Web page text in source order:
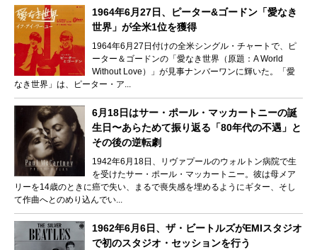
1964年6月27日、ピーター&ゴードン「愛なき
世界」が全米1位を獲得
1964年6月27日付けの全米シングル・チャートで、ピ
ーター＆ゴードンの「愛なき世界（原題：A World
Without Love）」が見事ナンバーワンに輝いた。「愛
なき世界」は、ピーター・ア...
6月18日はサー・ポール・マッカートニーの誕
生日〜あらためて振り返る「80年代の不遇」と
その後の逆転劇
1942年6月18日、リヴァプールのウォルトン病院で生
を受けたサー・ポール・マッカートニー。彼は母メア
リーを14歳のときに癌で失い、まるで喪失感を埋めるようにギター、そし
て作曲へとのめり込んでい...
1962年6月6日、ザ・ビートルズがEMIスタジオ
で初のスタジオ・セッションを行う